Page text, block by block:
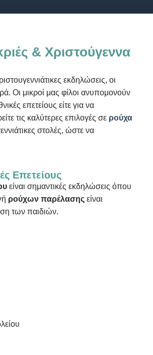
& Χριστούγεννα
εκδηλώσεις, οι
Οι μικροί μας φίλοι ανυπομονούν
επετείους είτε για να
τις καλύτερες επιλογές σε ρούχα
στολές, ώστε να
Επετείους
είναι σημαντικές εκδηλώσεις όπου
ρούχων παρέλασης είναι
των παιδιών.